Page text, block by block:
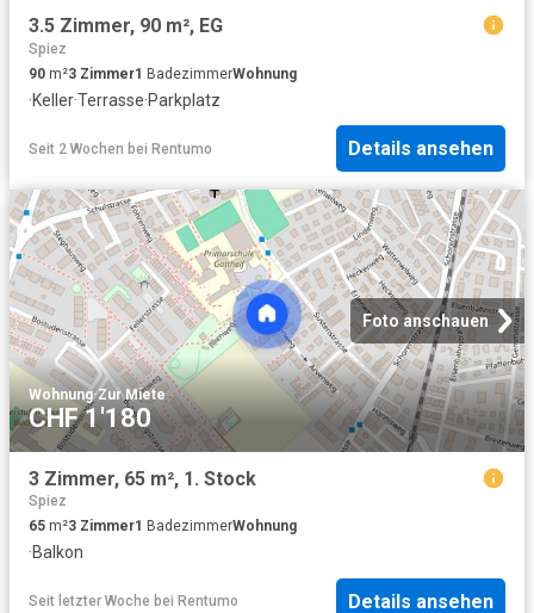
3.5 Zimmer, 90 m², EG
Spiez
90 m²3 Zimmer1 BadezimmerWohnung
·Keller·Terrasse·Parkplatz
Seit 2 Wochen bei Rentumo Details ansehen
Foto anschauen
Wohnung·Zur Miete
CHF 1'180
3 Zimmer, 65 m², 1. Stock
Spiez
65 m²3 Zimmer1 BadezimmerWohnung
·Balkon
Seit letzter Woche bei Rentumo Details ansehen